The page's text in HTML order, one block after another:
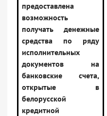
предоставлена
возможность
получать денежные
средства по ряду
исполнительных
документов на
банковские счета,
открытые в
белорусской
кредитной